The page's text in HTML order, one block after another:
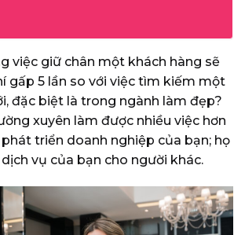
việc giữ chân một khách hàng sẽ
gấp 5 lần so với việc tìm kiếm một
đặc biệt là trong ngành làm đẹp?
xuyên làm được nhiều việc hơn
phát triển doanh nghiệp của bạn; họ
vụ của bạn cho người khác.